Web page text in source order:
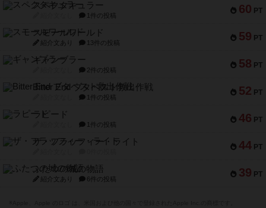
60 PT
スペクタキュラー
1件の投稿
59 PT
スモールワールド
紹介文あり 13件の投稿
58 PT
ギャンブラー
2件の投稿
52 PT
Bitter End ブタペスト救出作戦
1件の投稿
46 PT
ラピード
1件の投稿
44 PT
ザ・フラッフィー・ライト
39 PT
ふたつの城の物語
紹介文あり 6件の投稿